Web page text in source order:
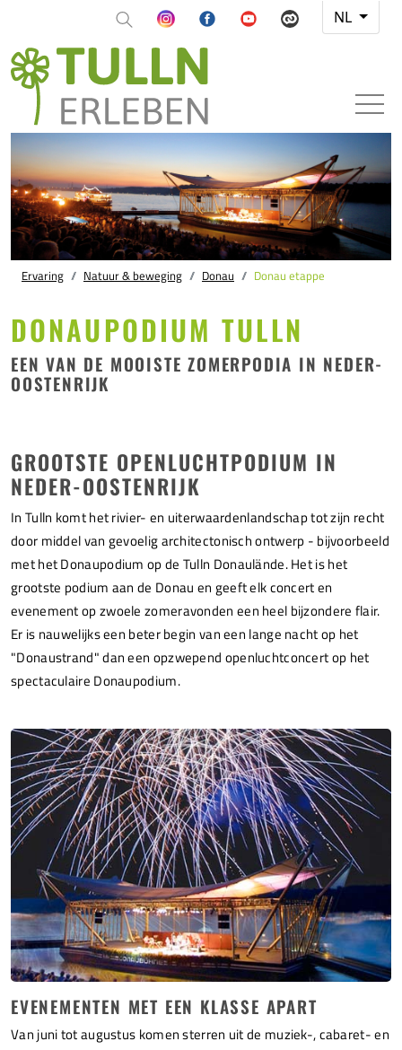
NL
Ervaring Natuur & beweging Donau Donau etappe
DONAUPODIUM TULLN
EEN VAN DE MOOISTE ZOMERPODIA IN NEDER-
OOSTENRIJK
GROOTSTE OPENLUCHTPODIUM IN
NEDER-OOSTENRIJK
In Tulln komt het rivier- en uiterwaardenlandschap tot zijn recht
door middel van gevoelig architectonisch ontwerp - bijvoorbeeld
met het Donaupodium op de Tulln Donaulände. Het is het
grootste podium aan de Donau en geeft elk concert en
evenement op zwoele zomeravonden een heel bijzondere flair.
Er is nauwelijks een beter begin van een lange nacht op het
"Donaustrand" dan een opzwepend openluchtconcert op het
spectaculaire Donaupodium.
EVENEMENTEN MET EEN KLASSE APART
Van juni tot augustus komen sterren uit de muziek-, cabaret- en